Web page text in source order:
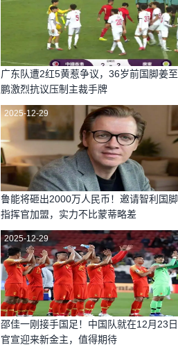
广东队遭2红5黄惹争议，36岁前国脚姜至
鹏激烈抗议压制主裁手牌
2025-12-29
鲁能将砸出2000万人民币！邀请智利国脚
指挥官加盟，实力不比蒙蒂略差
2025-12-29
邵佳一刚接手国足！中国队就在12月23日
官宣迎来新金主，值得期待